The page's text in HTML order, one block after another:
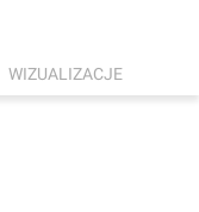
WIZUALIZACJE